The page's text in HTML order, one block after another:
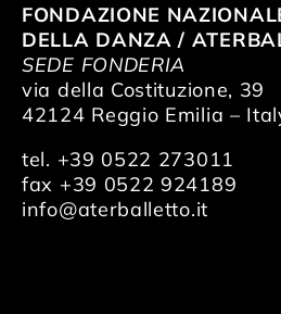
FONDAZIONE
DELLA DANZA /
SEDE FONDERIA
via della Costituzione, 39
42124 Reggio Emilia –
tel. +39 0522 273011
fax +39 0522 924189
info@aterballetto.it